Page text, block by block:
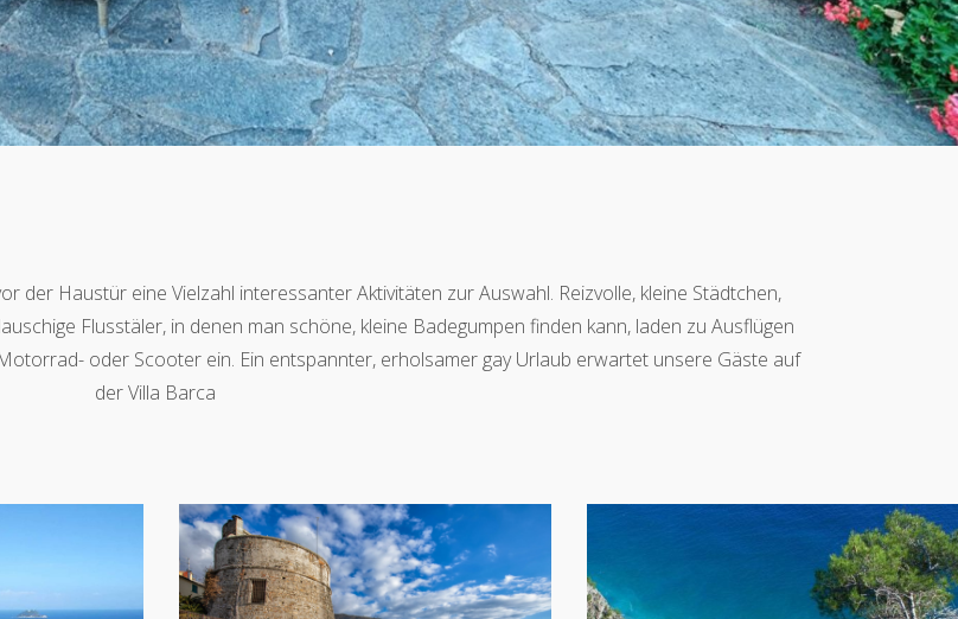
der Haustür eine Vielzahl interessanter Aktivitäten zur Auswahl. Reizvolle, kleine Städtchen,
Flusstäler, in denen man schöne, kleine Badegumpen finden kann, laden zu Ausflügen
oder Scooter ein. Ein entspannter, erholsamer gay Urlaub erwartet unsere Gäste auf
der Villa Barca